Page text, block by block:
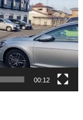
00:12